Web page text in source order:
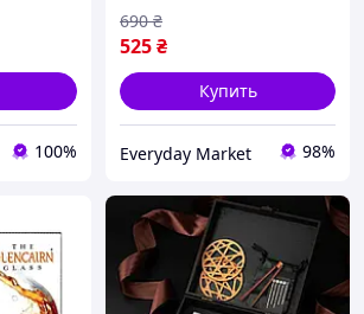
100%
525₴
690 ₴
Купить
Everyday Market 98%